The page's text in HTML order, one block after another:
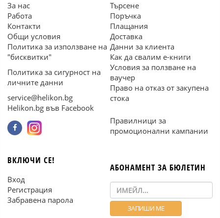
За нас
Работа
Контакти
Общи условия
Политика за използване на
"бисквитки"
Политика за сигурност на
личните данни
service@helikon.bg
Helikon.bg във Facebook
Търсене
Поръчка
Плащания
Доставка
Данни за клиента
Как да свалим е-книги
Условия за ползване на
ваучер
Право на отказ от закупена
стока
Правилници за
промоционални кампании
ВКЛЮЧИ СЕ!
Вход
Регистрация
Забравена парола
АБОНАМЕНТ ЗА БЮЛЕТИН